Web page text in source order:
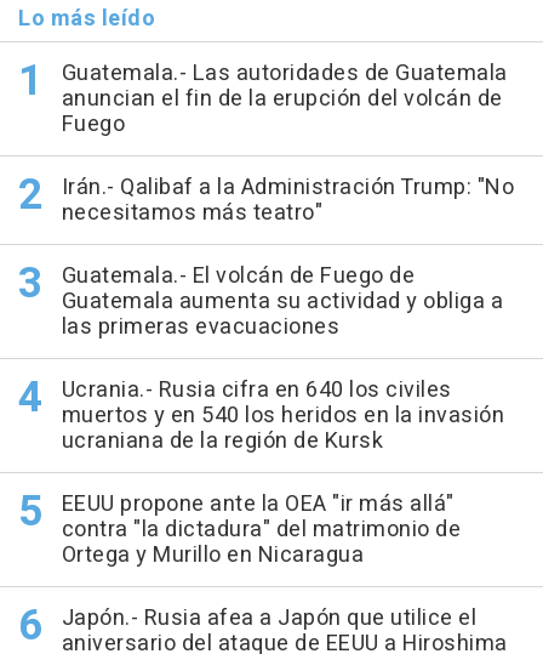
Lo más leído
Guatemala.- Las autoridades de Guatemala
anuncian el fin de la erupción del volcán de
Fuego
Irán.- Qalibaf a la Administración Trump: "No
necesitamos más teatro"
Guatemala.- El volcán de Fuego de
Guatemala aumenta su actividad y obliga a
las primeras evacuaciones
Ucrania.- Rusia cifra en 640 los civiles
muertos y en 540 los heridos en la invasión
ucraniana de la región de Kursk
EEUU propone ante la OEA "ir más allá"
contra "la dictadura" del matrimonio de
Ortega y Murillo en Nicaragua
Japón.- Rusia afea a Japón que utilice el
aniversario del ataque de EEUU a Hiroshima